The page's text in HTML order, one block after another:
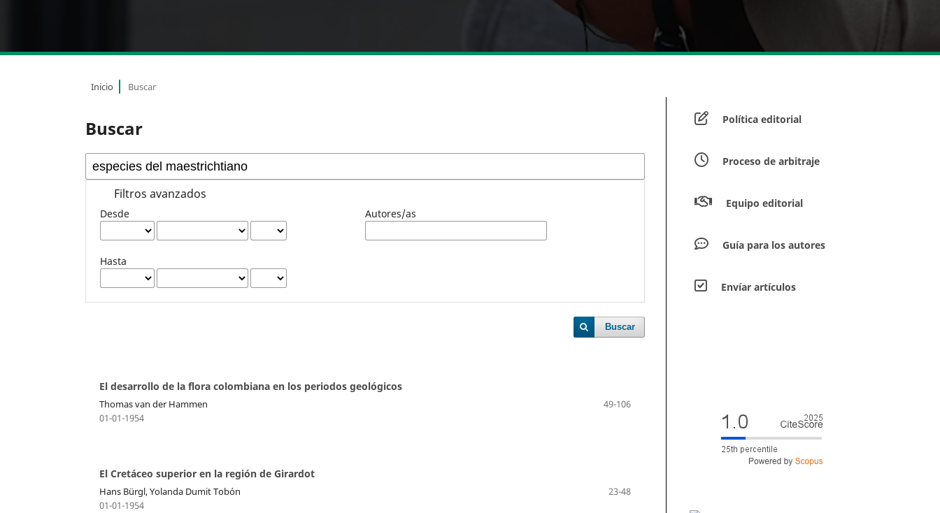
Inicio Buscar
Buscar
Filtros avanzados
Desde
Hasta
Autores/as
Buscar
El desarrollo de la flora colombiana en los periodos geológicos
Thomas van der Hammen
49-106
01-01-1954
El Cretáceo superior en la región de Girardot
Hans Bürgl, Yolanda Dumit Tobón
23-48
01-01-1954
Política editorial
Proceso de arbitraje
Equipo editorial
Guía para los autores
Envíar artículos